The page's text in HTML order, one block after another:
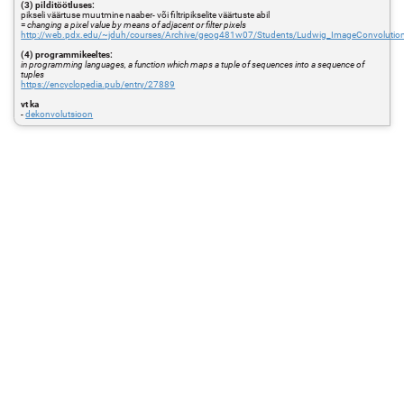
+
a_{k-
1}
b_1 +
a_k
b_0
(3) pilditöötluses:
pikseli väärtuse muutmine naaber- või filtripikselite väärtuste abil
=changing a pixel value by means of adjacent or filter pixels
http://web.pdx.edu/~jduh/courses/Archive/geog481w07/Students/
(4) programmikeeltes:
in programming languages, a function which maps a tuple of sequences into a sequence of
tuples
https://encyclopedia.pub/entry/27889
vt ka
-dekonvolutsioon